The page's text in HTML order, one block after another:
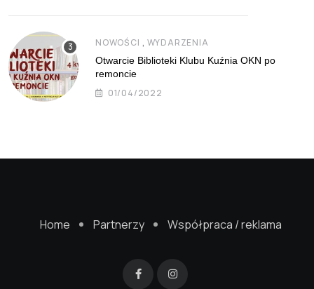
NOWOŚCI , WYDARZENIA
Otwarcie Biblioteki Klubu Kuźnia OKN po
remoncie
01/04/2022
Home Partnerzy Współpraca / reklama